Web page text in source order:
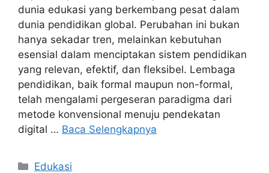
dunia edukasi yang berkembang pesat dalam
dunia pendidikan global. Perubahan ini bukan
hanya sekadar tren, melainkan kebutuhan
esensial dalam menciptakan sistem pendidikan
yang relevan, efektif, dan fleksibel. Lembaga
pendidikan, baik formal maupun non-formal,
telah mengalami pergeseran paradigma dari
metode konvensional menuju pendekatan
digital … Baca Selengkapnya
Kategori
Edukasi